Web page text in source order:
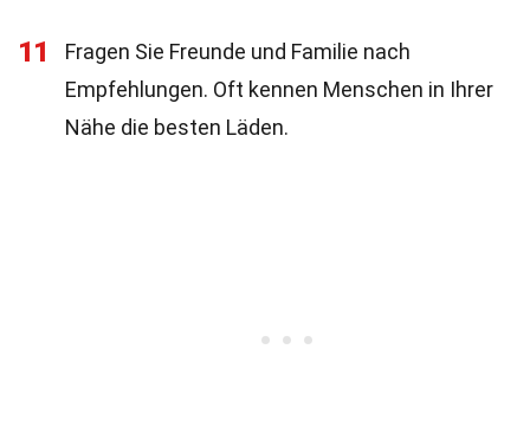
11
Fragen Sie Freunde und Familie nach
Empfehlungen. Oft kennen Menschen in Ihrer
Nähe die besten Läden.